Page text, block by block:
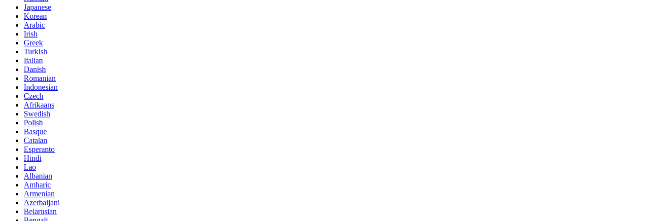
Japanese
Korean
Arabic
Irish
Greek
Turkish
Italian
Danish
Romanian
Indonesian
Czech
Afrikaans
Swedish
Polish
Basque
Catalan
Esperanto
Hindi
Lao
Albanian
Amharic
Armenian
Azerbaijani
Belarusian